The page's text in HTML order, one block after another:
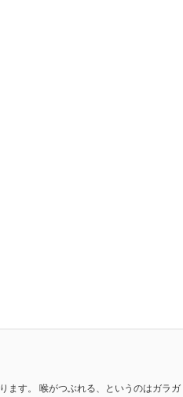
ます。 喉がつぶれる、というのはガラガ